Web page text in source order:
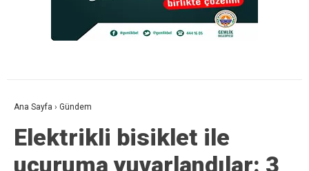
Ana Sayfa › Gündem
Elektrikli bisiklet ile
uçuruma yuvarlandılar: 3